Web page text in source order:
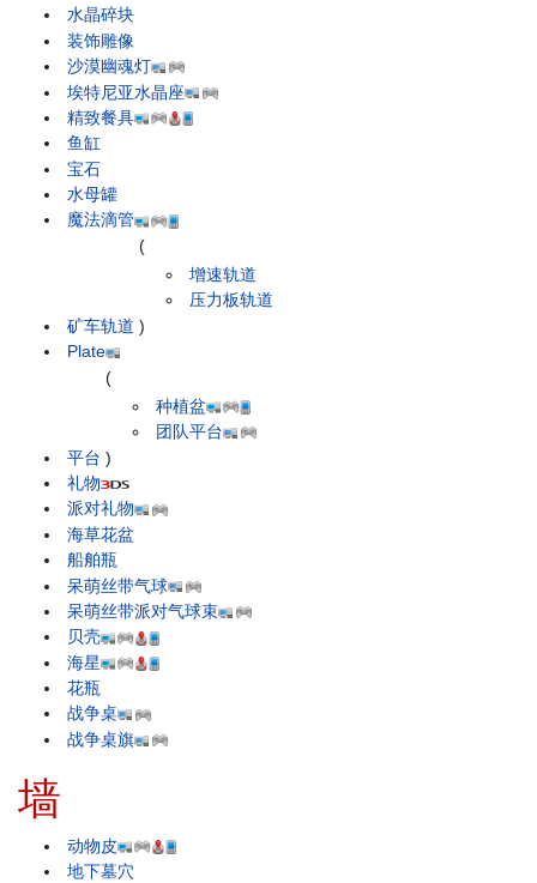
水晶碎块
装饰雕像
沙漠幽魂灯
埃特尼亚水晶座
精致餐具
鱼缸
宝石
水母罐
魔法滴管
矿车轨道
(
增速轨道
压力板轨道
)
Plate
平台
(
种植盆
团队平台
)
礼物
派对礼物
海草花盆
船舶瓶
呆萌丝带气球
呆萌丝带派对气球束
贝壳
海星
花瓶
战争桌
战争桌旗
墙
动物皮
地下墓穴